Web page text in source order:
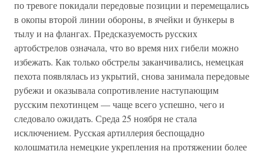
по тревоге покидали передовые позиции и перемещались
в окопы второй линии обороны, в ячейки и бункеры в
тылу и на флангах. Предсказуемость русских
артобстрелов означала, что во время них гибели можно
избежать. Как только обстрелы заканчивались, немецкая
пехота появлялась из укрытий, снова занимала передовые
рубежи и оказывала сопротивление наступающим
русским пехотинцем — чаще всего успешно, чего и
следовало ожидать. Среда 25 ноября не стала
исключением. Русская артиллерия беспощадно
колошматила немецкие укрепления на протяжении более